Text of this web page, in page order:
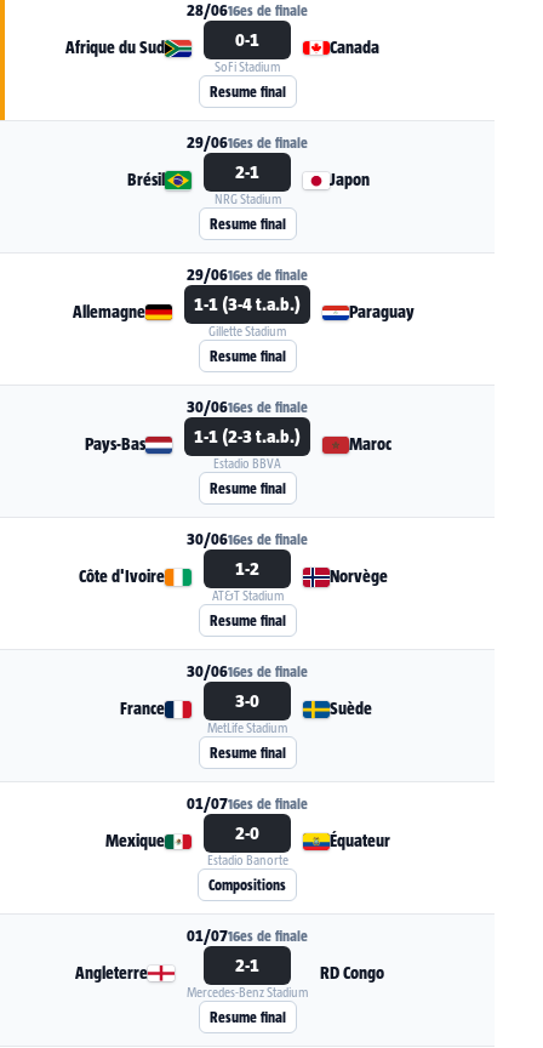
Voir la fiche du match Afrique du Sud - Canada
28/0616es de finale
Afrique du Sud 0-1
SoFi Stadium
Canada
Resume final
Voir la fiche du match Brésil - Japon
29/0616es de finale
Brésil 2-1
NRG Stadium
Japon
Resume final
Voir la fiche du match Allemagne - Paraguay
29/0616es de finale
Allemagne 1-1 (3-4 t.a.b.)
Gillette Stadium
Paraguay
Resume final
Voir la fiche du match Pays-Bas - Maroc
30/0616es de finale
Pays-Bas 1-1 (2-3 t.a.b.)
Estadio BBVA
Maroc
Resume final
Voir la fiche du match Côte d'Ivoire - Norvège
30/0616es de finale
Côte d'Ivoire 1-2
AT&T Stadium
Norvège
Resume final
Voir la fiche du match France - Suède
30/0616es de finale
France 3-0
MetLife Stadium
Suède
Resume final
Voir la fiche du match Mexique - Équateur
01/0716es de finale
Mexique 2-0
Estadio Banorte
Équateur
Compositions
Voir la fiche du match Angleterre - RD Congo
01/0716es de finale
Angleterre 2-1
Mercedes-Benz Stadium
RD Congo
Resume final